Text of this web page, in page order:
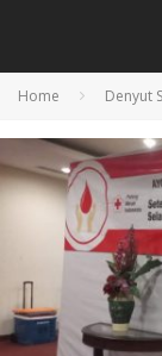
Home Denyut